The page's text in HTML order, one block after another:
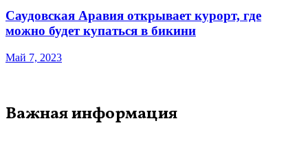
Саудовская Аравия открывает курорт, где
можно будет купаться в бикини
Май 7, 2023
Важная информация